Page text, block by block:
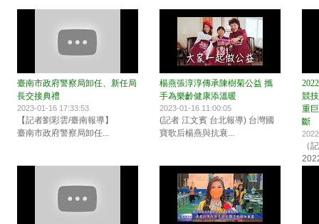
臺南市政府警察局卸任、新任局
長交接典禮
2023-01-16 17:33:53
【記者劉彩雲/臺南報導】
臺南市政府警察局卸任...
楊燕張淳淳傳承陳樹菊公益 攜
手為樂齡健康添溫暖
2023-01-16 11:00:05
(記者 江文賓 台北報導) 台灣國
寶歌后楊燕與抗衰...
競
重
斷
（